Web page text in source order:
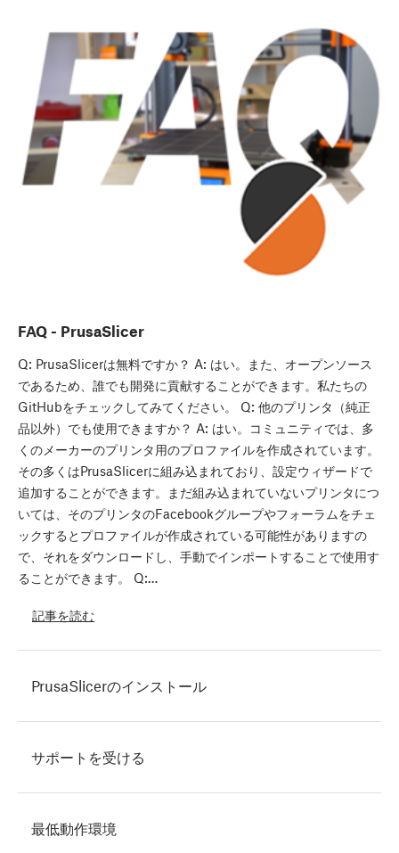
FAQ - PrusaSlicer
Q: PrusaSlicerは無料ですか？ A: はい。また、オープンソース
であるため、誰でも開発に貢献することができます。私たちの
GitHubをチェックしてみてください。 Q: 他のプリンタ（純正
品以外）でも使用できますか？ A: はい。コミュニティでは、多
くのメーカーのプリンタ用のプロファイルを作成されています。
その多くはPrusaSlicerに組み込まれており、設定ウィザードで
追加することができます。まだ組み込まれていないプリンタにつ
いては、そのプリンタのFacebookグループやフォーラムをチェ
ックするとプロファイルが作成されている可能性がありますの
で、それをダウンロードし、手動でインポートすることで使用す
ることができます。 Q:…
記事を読む
PrusaSlicerのインストール
サポートを受ける
最低動作環境